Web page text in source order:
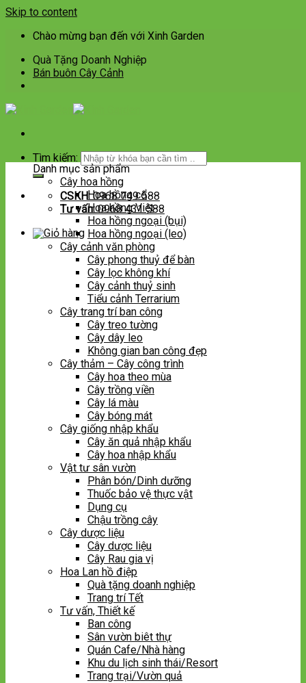
Skip to content
Chào mừng bạn đến với Xinh Garden
Quà Tặng Doanh Nghiệp
Bán buôn Cây Cảnh
Tìm kiếm:
CSKH:0968 749 588
Tư vấn:0968 431 588
Danh mục sản phẩm
Cây hoa hồng
Hoa hồng cổ
Hoa hồng Việt
Hoa hồng ngoại (bụi)
Hoa hồng ngoại (leo)
Cây cảnh văn phòng
Cây phong thuỷ để bàn
Cây lọc không khí
Cây cảnh thuỷ sinh
Tiểu cảnh Terrarium
Cây trang trí ban công
Cây treo tường
Cây dây leo
Không gian ban công đẹp
Cây thảm – Cây công trình
Cây hoa theo mùa
Cây trồng viền
Cây lá màu
Cây bóng mát
Cây giống nhập khẩu
Cây ăn quả nhập khẩu
Cây hoa nhập khẩu
Vật tư sân vườn
Phân bón/Dinh dưỡng
Thuốc bảo vệ thực vật
Dụng cụ
Chậu trồng cây
Cây dược liệu
Cây dược liệu
Cây Rau gia vị
Hoa Lan hồ điệp
Quà tặng doanh nghiệp
Trang trí Tết
Tư vấn, Thiết kế
Ban công
Sân vườn biêt thự
Quán Cafe/Nhà hàng
Khu du lịch sinh thái/Resort
Trang trại/Vườn quả